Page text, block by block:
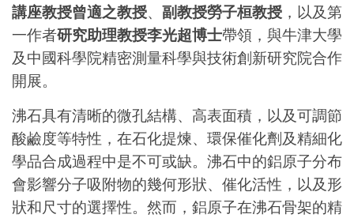
講座教授曾適之教授、 副教授勞子桓教授 ，以及第
一作者研究助理教授李光超博士帶領，與牛津大學
及中國科學院精密測量科學與技術創新研究院合作
開展。
沸石具有清晰的微孔結構、高表面積，以及可調節
酸鹼度等特性，在石化提煉、環保催化劑及精細化
學品合成過程中是不可或缺。沸石中的鋁原子分布
會影響分子吸附物的幾何形狀、催化活性，以及形
狀和尺寸的選擇性。然而，鋁原子在沸石骨架的精